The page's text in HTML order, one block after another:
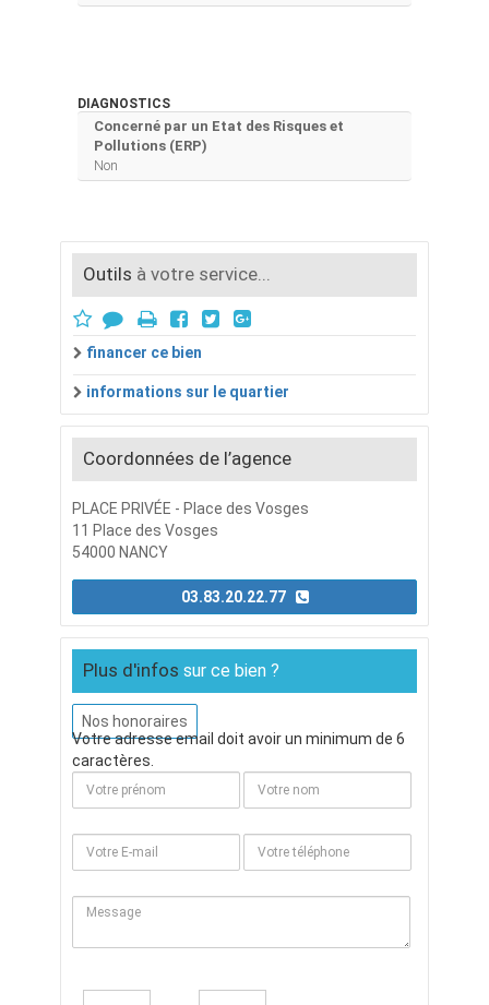
DIAGNOSTICS
Concerné par un Etat des Risques et
Pollutions (ERP)
Non
Outils à votre service...
financer ce bien
informations sur le quartier
Coordonnées de l’agence
PLACE PRIVÉE - Place des Vosges
11 Place des Vosges
54000 NANCY
Plus d'infos sur ce bien ?
Nos honoraires
Votre adresse email doit avoir un minimum de 6
caractères.